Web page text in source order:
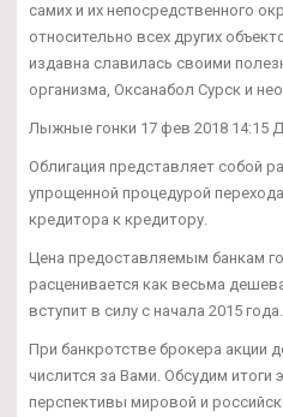
самих и их непосредственного
относительно всех других
издавна славилась своими
организма, Оксанабол Сурск и
Лыжные гонки 17 фев 2018 14:15
Облигация представляет собой
упрощенной процедурой
кредитора к кредитору.
Цена предоставляемым банкам
расценивается как весьма
вступит в силу с начала 2015 года.
При банкротстве брокера акции
числится за Вами. Обсудим итоги
перспективы мировой и